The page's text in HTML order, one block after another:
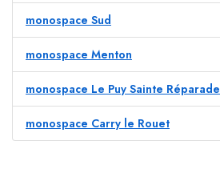
monospace Sud
monospace Menton
monospace Le Puy Sainte Réparade
monospace Carry le Rouet